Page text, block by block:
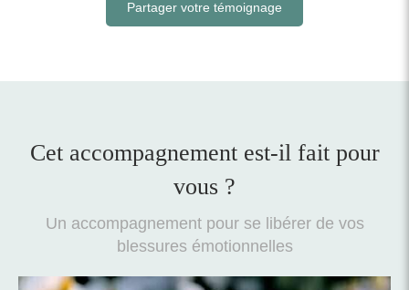
Partager votre témoignage
Cet accompagnement est-il fait pour
vous ?
Un accompagnement pour se libérer de vos
blessures émotionnelles